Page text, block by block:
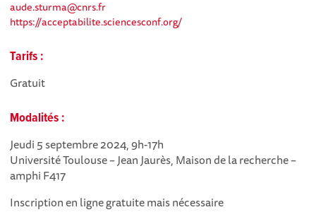
aude.sturma@cnrs.fr
https://acceptabilite.sciencesconf.org/
Tarifs :
Gratuit
Modalités :
Jeudi 5 septembre 2024, 9h-17h
Université Toulouse – Jean Jaurès, Maison de la recherche –
amphi F417
Inscription en ligne gratuite mais nécessaire